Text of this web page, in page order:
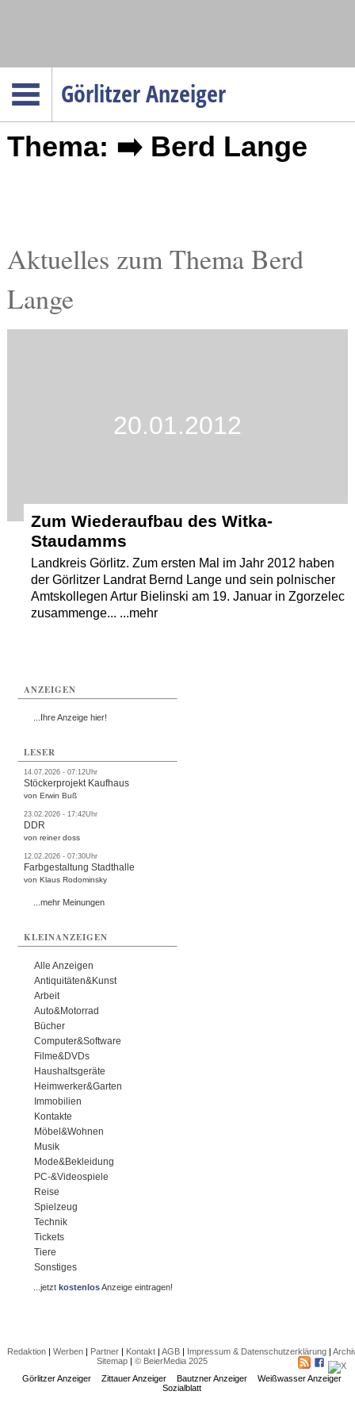
Görlitzer Anzeiger
Menüpunkte
Startseite
Verkehr
Gesundheit
Thema: ➡️ Berd Lange
Aktuelles zum Thema Berd
Lange
20.01.2012
Zum Wiederaufbau des Witka-
Staudamms
Landkreis Görlitz. Zum ersten Mal im Jahr 2012 haben
der Görlitzer Landrat Bernd Lange und sein polnischer
Amtskollegen Artur Bielinski am 19. Januar in Zgorzelec
zusammenge... ...mehr
ANZEIGEN
...Ihre Anzeige hier!
LESER
14.07.2026 - 07:12Uhr
Stöckerprojekt Kaufhaus
von Erwin Buß
23.02.2026 - 17:42Uhr
DDR
von reiner doss
12.02.2026 - 07:30Uhr
Farbgestaltung Stadthalle
von Klaus Rodominsky
...mehr Meinungen
KLEINANZEIGEN
Alle Anzeigen
Antiquitäten&Kunst
Arbeit
Auto&Motorrad
Bücher
Computer&Software
Filme&DVDs
Haushaltsgeräte
Heimwerker&Garten
Immobilien
Kontakte
Möbel&Wohnen
Musik
Mode&Bekleidung
PC-&Videospiele
Reise
Spielzeug
Technik
Tickets
Tiere
Sonstiges
...jetztkostenlosAnzeige eintragen!
Redaktion| Werben| Partner| Kontakt| AGB| Impressum & Datenschutzerklärung|
Sitemap |© BeierMedia 2025
Görlitzer Anzeiger
Zittauer Anzeiger Bautzner Anzeiger
Weißwasser Anzeiger
Sozialblatt